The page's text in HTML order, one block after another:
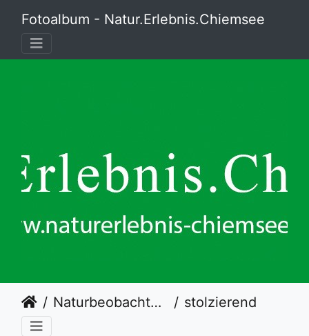
Fotoalbum - Natur.Erlebnis.Chiemsee
Naturbeobachtungsstation Hütte an der Prienmündung stolzierende Nonnengans